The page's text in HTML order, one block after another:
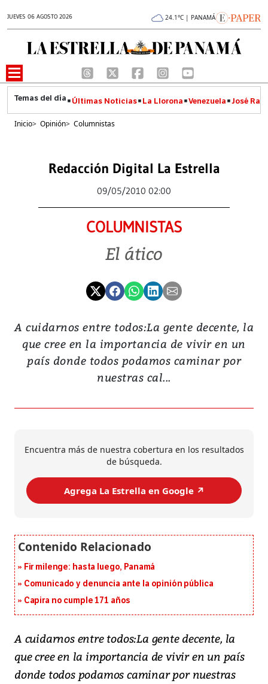
JUEVES 06 AGOSTO 2026 24.1°C | PANAMÁ
Últimas Noticias La Llorona Venezuela José
Inicio> Opinión> Columnistas
Redacción Digital La Estrella
09/05/2010 02:00
COLUMNISTAS
El ático
A cuidarnos entre todos:La gente decente, la
que cree en la importancia de vivir en un
país donde todos podamos caminar por
nuestras cal...
Encuentra más de nuestra cobertura en los resultados
de búsqueda.
Agrega La Estrella en Google ↗️
Fir milenge: hasta luego, Panamá
Comunicado y denuncia ante la opinión pública
Capira no cumple 171 años
A cuidarnos entre todos:La gente decente, la
que cree en la importancia de vivir en un país
donde todos podamos caminar por nuestras